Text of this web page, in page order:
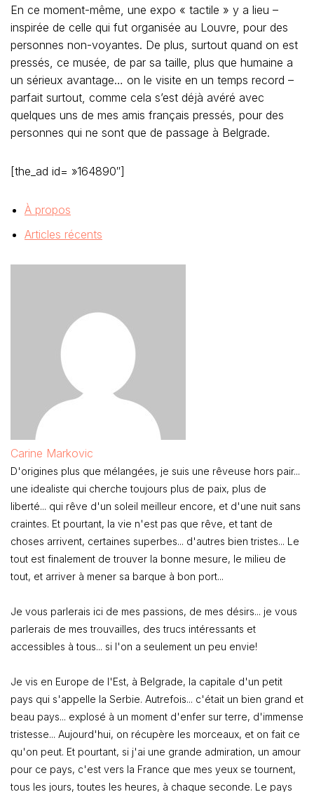
En ce moment-même, une expo « tactile » y a lieu –
inspirée de celle qui fut organisée au Louvre, pour des
personnes non-voyantes. De plus, surtout quand on est
pressés, ce musée, de par sa taille, plus que humaine a
un sérieux avantage… on le visite en un temps record –
parfait surtout, comme cela s’est déjà avéré avec
quelques uns de mes amis français pressés, pour des
personnes qui ne sont que de passage à Belgrade.
[the_ad id= »164890″]
À propos
Articles récents
Carine Markovic
D'origines plus que mélangées, je suis une rêveuse hors pair...
une idealiste qui cherche toujours plus de paix, plus de
liberté... qui rêve d'un soleil meilleur encore, et d'une nuit sans
craintes. Et pourtant, la vie n'est pas que rêve, et tant de
choses arrivent, certaines superbes... d'autres bien tristes... Le
tout est finalement de trouver la bonne mesure, le milieu de
tout, et arriver à mener sa barque à bon port...
Je vous parlerais ici de mes passions, de mes désirs... je vous
parlerais de mes trouvailles, des trucs intéressants et
accessibles à tous... si l'on a seulement un peu envie!
Je vis en Europe de l'Est, à Belgrade, la capitale d'un petit
pays qui s'appelle la Serbie. Autrefois... c'était un bien grand et
beau pays... explosé à un moment d'enfer sur terre, d'immense
tristesse... Aujourd'hui, on récupère les morceaux, et on fait ce
qu'on peut. Et pourtant, si j'ai une grande admiration, un amour
pour ce pays, c'est vers la France que mes yeux se tournent,
tous les jours, toutes les heures, à chaque seconde. Le pays